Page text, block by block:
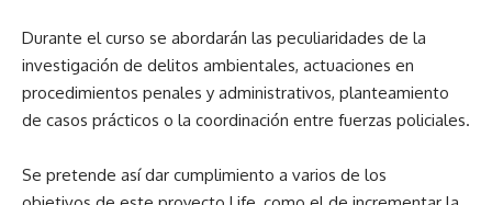
Durante el curso se abordarán las peculiaridades de la
investigación de delitos ambientales, actuaciones en
procedimientos penales y administrativos, planteamiento
de casos prácticos o la coordinación entre fuerzas policiales.
Se pretende así dar cumplimiento a varios de los